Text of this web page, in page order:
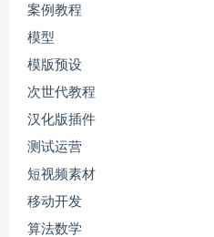
案例教程
模型
模版预设
次世代教程
汉化版插件
测试运营
短视频素材
移动开发
算法数学